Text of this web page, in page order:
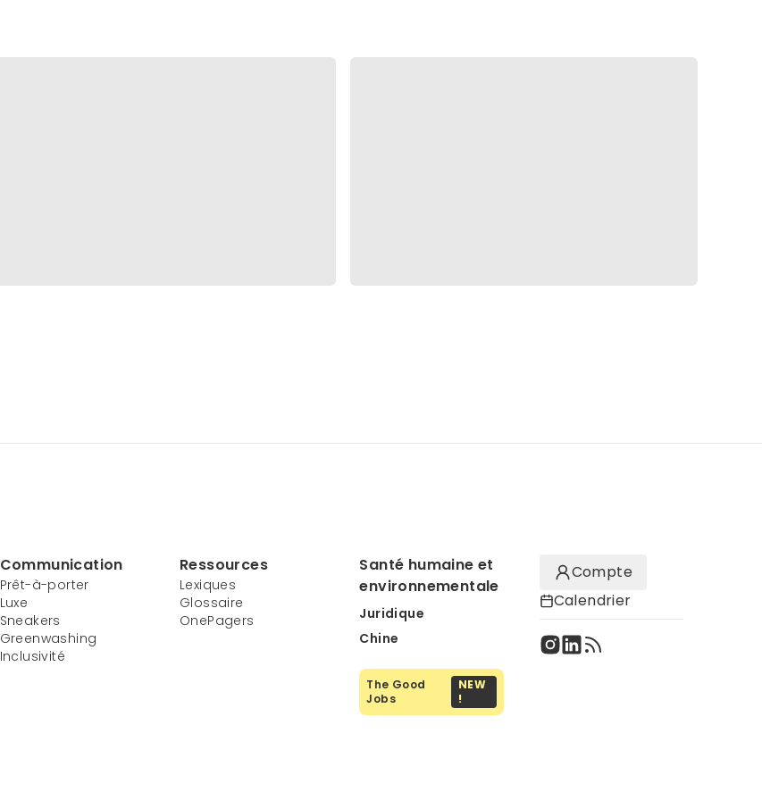
Communication
Prêt-à-porter
Luxe
Sneakers
Greenwashing
Inclusivité
Ressources
Lexiques
Glossaire
OnePagers
Santé humaine et
environnementale
Juridique
Chine
The Good
Jobs
NEW
!
Compte
Calendrier